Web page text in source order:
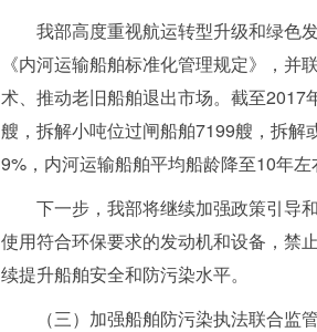
我部高度重视航运转型升级和绿色
《内河运输船舶标准化管理规定》，
术、推动老旧船舶退出市场。截至
艘，拆解小吨位过闸船舶7199艘，拆
9%，内河运输船舶平均船龄降至10年左
下一步，我部将继续加强政策引导
使用符合环保要求的发动机和设备，禁
续提升船舶安全和防污染水平。
（三）加强船舶防污染执法联合监管